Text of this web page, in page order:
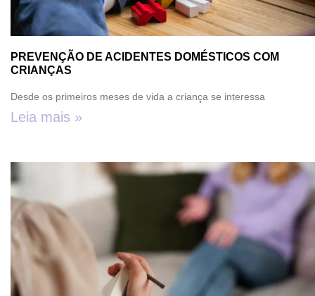
PREVENÇÃO DE ACIDENTES DOMÉSTICOS COM
CRIANÇAS
Desde os primeiros meses de vida a criança se interessa
Leia mais »